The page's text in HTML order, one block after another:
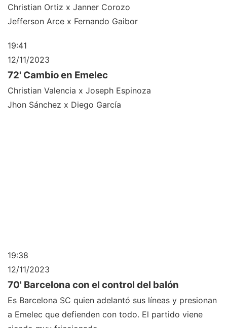
Christian Ortiz x Janner Corozo
Jefferson Arce x Fernando Gaibor
19:41
12/11/2023
72' Cambio en Emelec
Christian Valencia x Joseph Espinoza
Jhon Sánchez x Diego García
19:38
12/11/2023
70' Barcelona con el control del balón
Es Barcelona SC quien adelantó sus líneas y presionan
a Emelec que defienden con todo. El partido viene